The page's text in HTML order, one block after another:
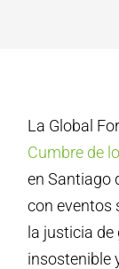
La Global
Cumbre de
en Santiago
con eventos
la justicia
insostenible